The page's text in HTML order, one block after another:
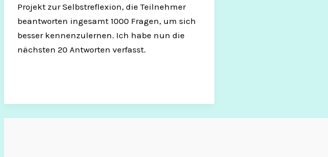
Projekt zur Selbstreflexion, die Teilnehmer
beantworten ingesamt 1000 Fragen, um sich
besser kennenzulernen. Ich habe nun die
nächsten 20 Antworten verfasst.